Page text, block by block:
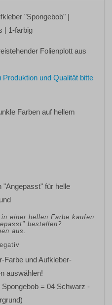
"Spongebob" |
| 1-farbig
Folienplott aus
und Qualität bitte
Farben auf hellem
"Angepasst" für helle
einer hellen Farbe kaufen
bestellen?
aus.
Farbe und Aufkleber-
auswählen!
= 04 Schwarz -